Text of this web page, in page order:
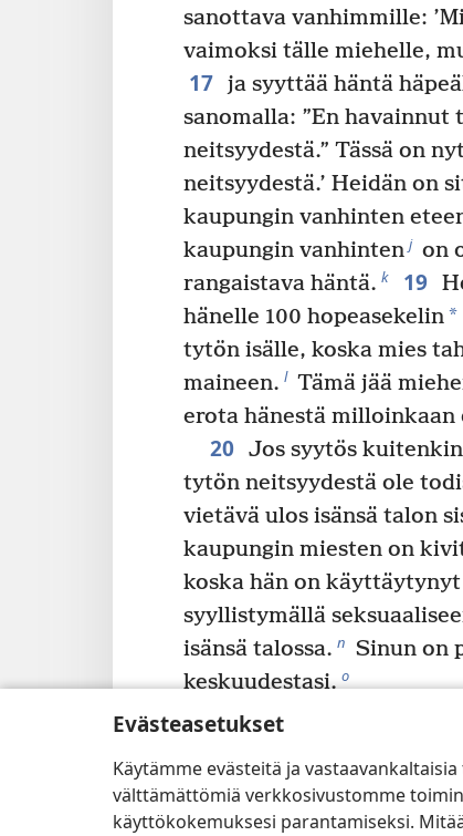
Evästeasetukset
Käytämme evästeitä ja
välttämättömiä verkkosivustomme
käyttökokemuksesi parantamiseksi.
sanottava vanhimmille:
vaimoksi tälle miehelle,
17 ja syyttää häntä
sanomalla: ”En
neitsyydestä.” Tässä on
neitsyydestä.’ Heidän on
kaupungin vanhinten
kaupungin vanhinten j on
rangaistava häntä. k 19
hänelle 100 hopeasekelin*
tytön isälle, koska mies
maineen. l Tämä jää
erota hänestä milloinkaan
20 Jos syytös
tytön neitsyydestä ole
vietävä ulos isänsä talon
kaupungin miesten on
koska hän on
syyllistymällä
isänsä talossa. n Sinun on
keskuudestasi. o
22 Jos mies tavataan
yhdessä, miehen, joka
naisen.
Sinun on